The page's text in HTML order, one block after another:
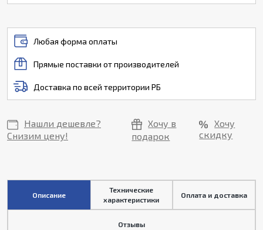
Любая форма оплаты
Прямые поставки от производителей
Доставка по всей территории РБ
Нашли дешевле?
Снизим цену!
Хочу в
подарок
Хочу
скидку
Описание
Технические
характеристики
Оплата и доставка
Отзывы